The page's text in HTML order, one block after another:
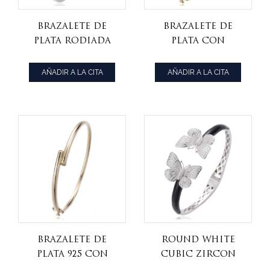
Brazalete de
plata rodiada
cúbica arcoíris
de corte
esmalte arcoíris
AÑADIR A LA CITA
Brazalete de
plata con
cúbica blanca y
esmalte negro en
chapado en oro.
AÑADIR A LA CITA
Brazalete de
plata 925 con
round white
cubic zircon